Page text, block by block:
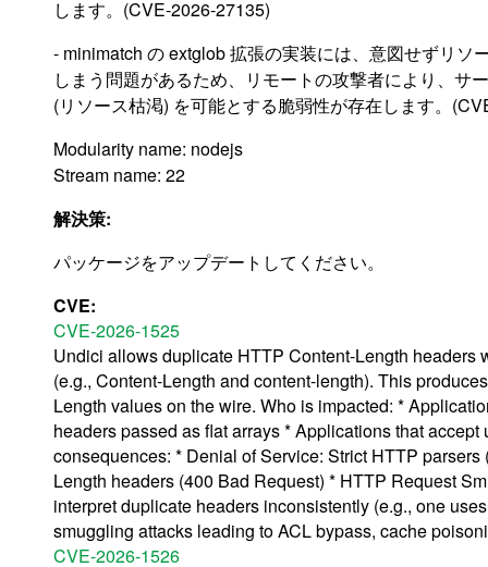
します。(CVE-2026-27135)
- minimatch の extglob 拡張の実装には、意図せずリソ
しまう問題があるため、リモートの攻撃者により、サ
(リソース枯渇) を可能とする脆弱性が存在します。
Modularity name: nodejs
Stream name: 22
解決策:
パッケージをアップデートしてください。
CVE:
CVE-2026-1525
Undici allows duplicate HTTP Content-Length headers
(e.g., Content-Length and content-length). This
Length values on the wire. Who is impacted: *
headers passed as flat arrays * Applications that
consequences: * Denial of Service: Strict HTTP
Length headers (400 Bad Request) * HTTP Request
interpret duplicate headers inconsistently (e.g., one
smuggling attacks leading to ACL bypass, cache
CVE-2026-1526